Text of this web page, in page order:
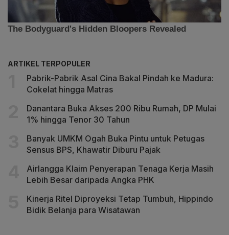
ARTIKEL TERPOPULER
Pabrik-Pabrik Asal Cina Bakal Pindah ke Madura:
Cokelat hingga Matras
Danantara Buka Akses 200 Ribu Rumah, DP Mulai
1% hingga Tenor 30 Tahun
Banyak UMKM Ogah Buka Pintu untuk Petugas
Sensus BPS, Khawatir Diburu Pajak
Airlangga Klaim Penyerapan Tenaga Kerja Masih
Lebih Besar daripada Angka PHK
Kinerja Ritel Diproyeksi Tetap Tumbuh, Hippindo
Bidik Belanja para Wisatawan